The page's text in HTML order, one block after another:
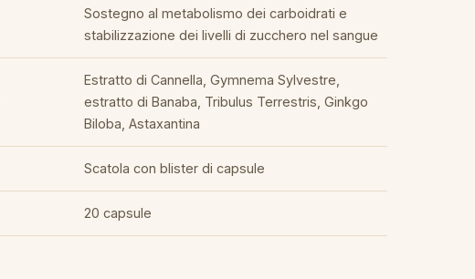
Sostegno al metabolismo dei carboidrati e
stabilizzazione dei livelli di zucchero nel sangue
Estratto di Cannella, Gymnema Sylvestre,
estratto di Banaba, Tribulus Terrestris, Ginkgo
Biloba, Astaxantina
Scatola con blister di capsule
20 capsule